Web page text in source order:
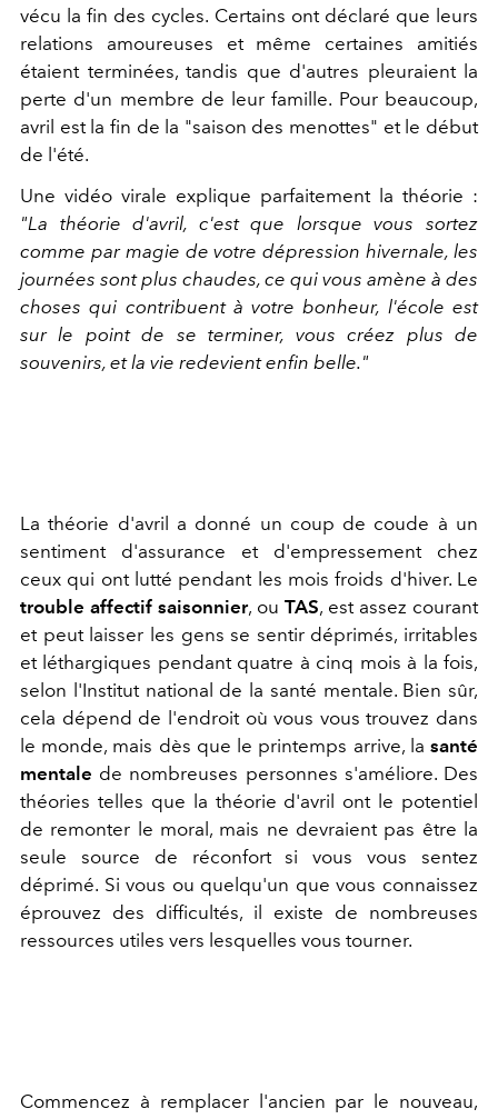
vécu la fin des cycles. Certains ont déclaré que leurs
relations amoureuses et même certaines amitiés
étaient terminées, tandis que d'autres pleuraient la
perte d'un membre de leur famille. Pour beaucoup,
avril est la fin de la "saison des menottes" et le début
de l'été.
Une vidéo virale explique parfaitement la théorie :
"La théorie d'avril, c'est que lorsque vous sortez
comme par magie de votre dépression hivernale, les
journées sont plus chaudes, ce qui vous amène à des
choses qui contribuent à votre bonheur, l'école est
sur le point de se terminer, vous créez plus de
souvenirs, et la vie redevient enfin belle."
La théorie d'avril a donné un coup de coude à un
sentiment d'assurance et d'empressement chez
ceux qui ont lutté pendant les mois froids d'hiver. Le
trouble affectif saisonnier, ou TAS, est assez courant
et peut laisser les gens se sentir déprimés, irritables
et léthargiques pendant quatre à cinq mois à la fois,
selon l'Institut national de la santé mentale. Bien sûr,
cela dépend de l'endroit où vous vous trouvez dans
le monde, mais dès que le printemps arrive, la santé
mentale de nombreuses personnes s'améliore. Des
théories telles que la théorie d'avril ont le potentiel
de remonter le moral, mais ne devraient pas être la
seule source de réconfort si vous vous sentez
déprimé. Si vous ou quelqu'un que vous connaissez
éprouvez des difficultés, il existe de nombreuses
ressources utiles vers lesquelles vous tourner.
Commencez à remplacer l'ancien par le nouveau,